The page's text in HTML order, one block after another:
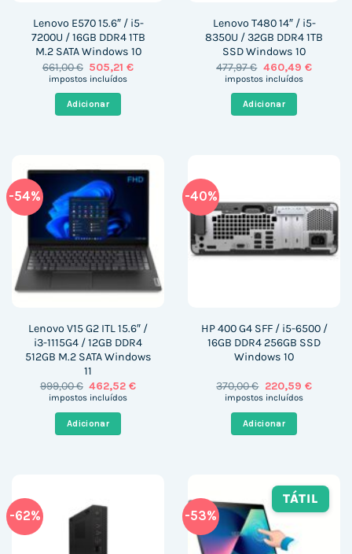
Lenovo E570 15.6″ / i5-
7200U / 16GB DDR4 1TB
M.2 SATA Windows 10
661,00€ O
preço
era:
661,00 €.
505,21€O
impostos incluídos
Adicionar
Lenovo T480 14″ / i5-
8350U / 32GB DDR4 1TB
SSD Windows 10
477,97€ O
preço
era:
477,97 €.
460,49 €O
impostos incluídos
Adicionar
-54%
Lenovo V15 G2 ITL 15.6″ /
i3-1115G4 / 12GB DDR4
512GB M.2 SATA Windows
11
999,00€ O
preço
999,00 €.
462,52€O
impostos incluídos
Adicionar
-40%
HP 400 G4 SFF / i5-6500 /
16GB DDR4 256GB SSD
Windows 10
370,00€ O
preço
370,00 €.
220,59 €O
impostos incluídos
Adicionar
-62% -53%
TÁTIL